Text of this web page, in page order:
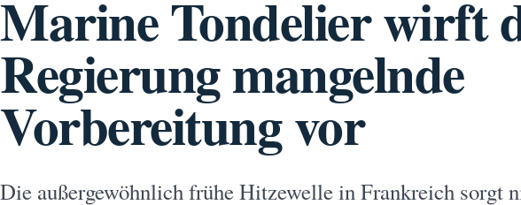
Marine Tondelier wirft
Regierung mangelnde
Vorbereitung vor
Die außergewöhnlich frühe Hitzewelle in Frankreich sorgt